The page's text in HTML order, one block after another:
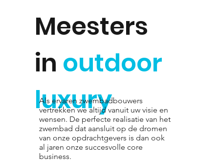
Meesters
in outdoor
luxury
Als ervaren zwembadbouwers
vertrekken we altijd vanuit uw visie en
wensen. De perfecte realisatie van het
zwembad dat aansluit op de dromen
van onze opdrachtgevers is dan ook
al jaren onze succesvolle core
business.